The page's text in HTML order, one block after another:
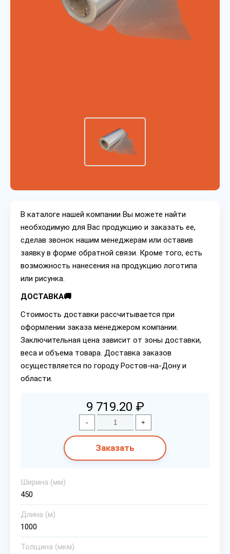
В каталоге нашей компании Вы можете найти
необходимую для Вас продукцию и заказать ее,
сделав звонок нашим менеджерам или оставив
заявку в форме обратной связи. Кроме того, есть
возможность нанесения на продукцию логотипа
или рисунка.
ДОСТАВКА🚚
Стоимость доставки рассчитывается при
оформлении заказа менеджером компании.
Заключительная цена зависит от зоны доставки,
веса и объема товара. Доставка заказов
осуществляется по городу Ростов-на-Дону и
области.
9 719.20 ₽
- +
Заказать
Ширина (мм)
450
Длина (м)
1000
Толщина (мкм)